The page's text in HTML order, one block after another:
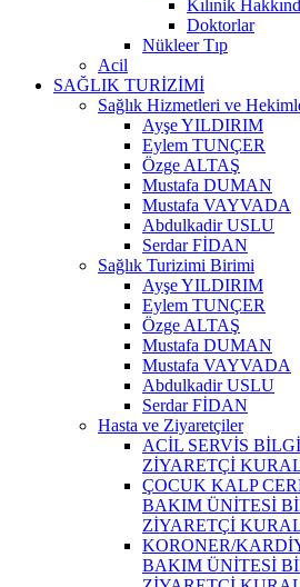
Kılınik
Doktorlar
Nükleer Tıp
Acil
SAĞLIK TURİZİMİ
Sağlık Hizmetleri ve
Ayşe YILDIRIM
Eylem TUNÇER
Özge ALTAŞ
Mustafa DUMAN
Mustafa VAYVADA
Abdulkadir USLU
Serdar FİDAN
Sağlık Turizimi Birimi
Ayşe YILDIRIM
Eylem TUNÇER
Özge ALTAŞ
Mustafa DUMAN
Mustafa VAYVADA
Abdulkadir USLU
Serdar FİDAN
Hasta ve Ziyaretçiler
ACİL SERVİS
ZİYARETÇİ
ÇOCUK KALP
BAKIM ÜNİTESİ
ZİYARETÇİ
KORONER/
BAKIM ÜNİTESİ